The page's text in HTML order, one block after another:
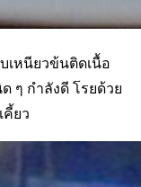
เหนียวข้นติดเนื้อ
ๆ กำลังดี โรยด้วย
คี้ยว